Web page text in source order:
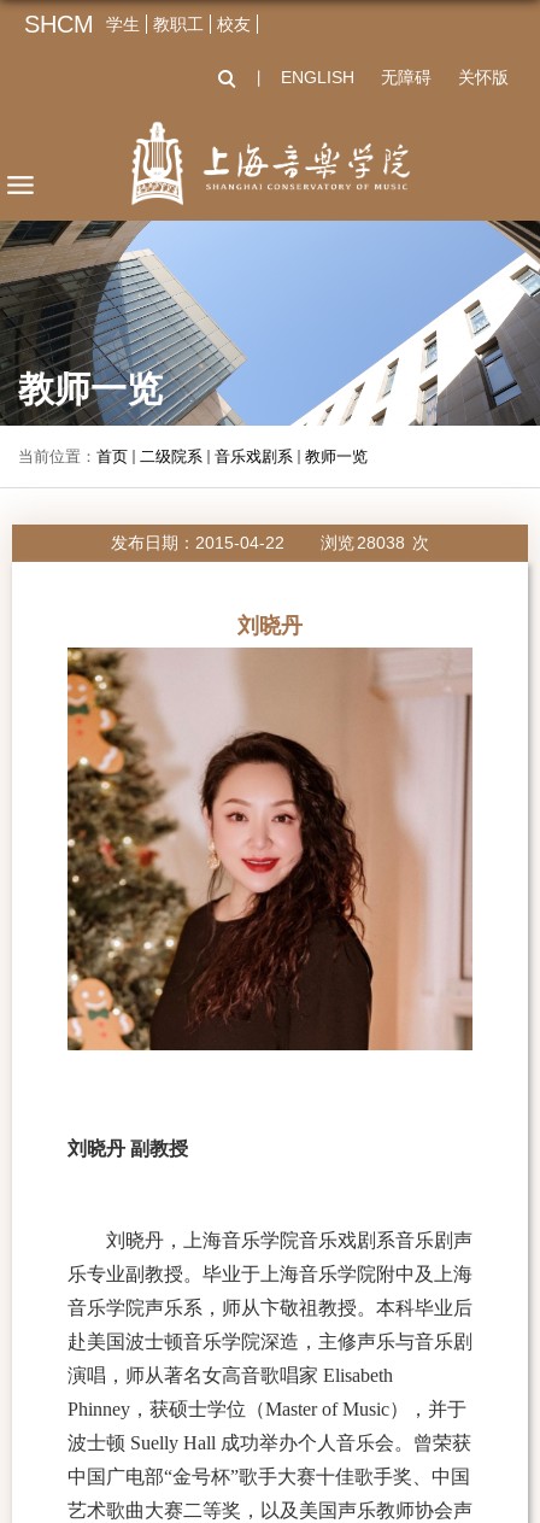
SHCM 学生 教职工 校友
ENGLISH 无障碍 关怀版
教师一览
当前位置： 首页 二级院系 音乐戏剧系 教师一览
发布日期：2015-04-22 浏览28038 次
刘晓丹
刘晓丹 副教授
刘晓丹，上海音乐学院音乐戏剧系音乐剧声
乐专业副教授。毕业于上海音乐学院附中及上海
音乐学院声乐系，师从卞敬祖教授。本科毕业后
赴美国波士顿音乐学院深造，主修声乐与音乐剧
演唱，师从著名女高音歌唱家 Elisabeth
Phinney，获硕士学位（Master of Music），并于
波士顿 Suelly Hall 成功举办个人音乐会。 曾荣获
中国广电部“金号杯”歌手大赛十佳歌手奖、中国
艺术歌曲大赛二等奖，以及美国声乐教师协会声